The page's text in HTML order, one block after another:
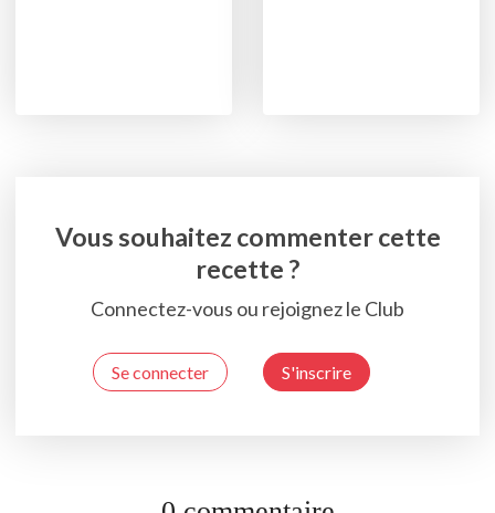
Vous souhaitez commenter cette
recette ?
Connectez-vous ou rejoignez le Club
Se connecter S'inscrire